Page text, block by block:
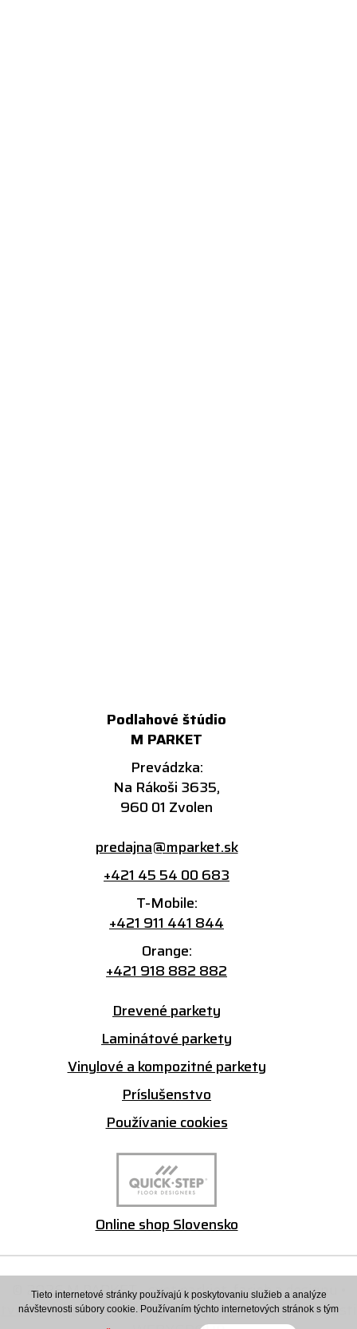
Podlahové štúdio
M PARKET
Prevádzka:
Na Rákoši 3635,
960 01 Zvolen
predajna@mparket.sk
+421 45 54 00 683
T-Mobile:
+421 911 441 844
Orange:
+421 918 882 882
Drevené parkety
Laminátové parkety
Vinylové a kompozitné parkety
Príslušenstvo
Používanie cookies
Online shop Slovensko
© 2026 M PARKET - svet parkiet, farieb a designu •
tvorba eshopu cez UNIobchod,webhostingspoločnosti
Tieto internetové stránky používajú k poskytovaniu služieb a analýze
návštevnosti súbory cookie. Používaním týchto internetových stránok s tým